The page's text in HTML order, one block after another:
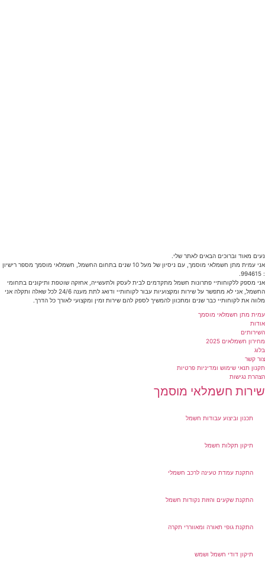
נעים מאוד וברוכים הבאים לאתר שלי.
אני עמית מתן חשמלאי מוסמך, עם ניסיון של מעל 10 שנים בתחום החשמל, חשמלאי מוסמך מספר רישיון
: 994615.
אני מספק ללקוחותיי פתרונות חשמל מתקדמים לבית לעסק ולתעשייה, אחזקה שוטפת ותיקונים בתחומי
החשמל, אני לא מתפשר על שירות ומקצועיות עבור לקוחותיי ודואג לתת מענה 24/6 לכל שאלה ותקלה אני
מלווה את לקוחותיי כבר שנים ומתכוון להמשיך לספק להם שירות זמין ומקצועי לאורך כל הדרך.
עמית מתן חשמלאי מוסמך
אודות
השירותים
מחירון חשמלאים 2025
בלוג
צור קשר
תקנון תנאי שימוש ומדיניות פרטיות
הצהרת נגישות
שירות חשמלאי מוסמך
תכנון וביצוע עבודות חשמל
תיקון תקלות חשמל
התקנת עמדת טעינה לרכב חשמלי
התקנת שקעים והזזת נקודות חשמל
התקנת גופי תאורה ומאווררי תקרה
תיקון דודי חשמל ושמש